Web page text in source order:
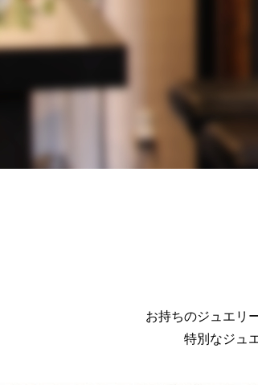
お持ちのジュエリ
特別なジュ